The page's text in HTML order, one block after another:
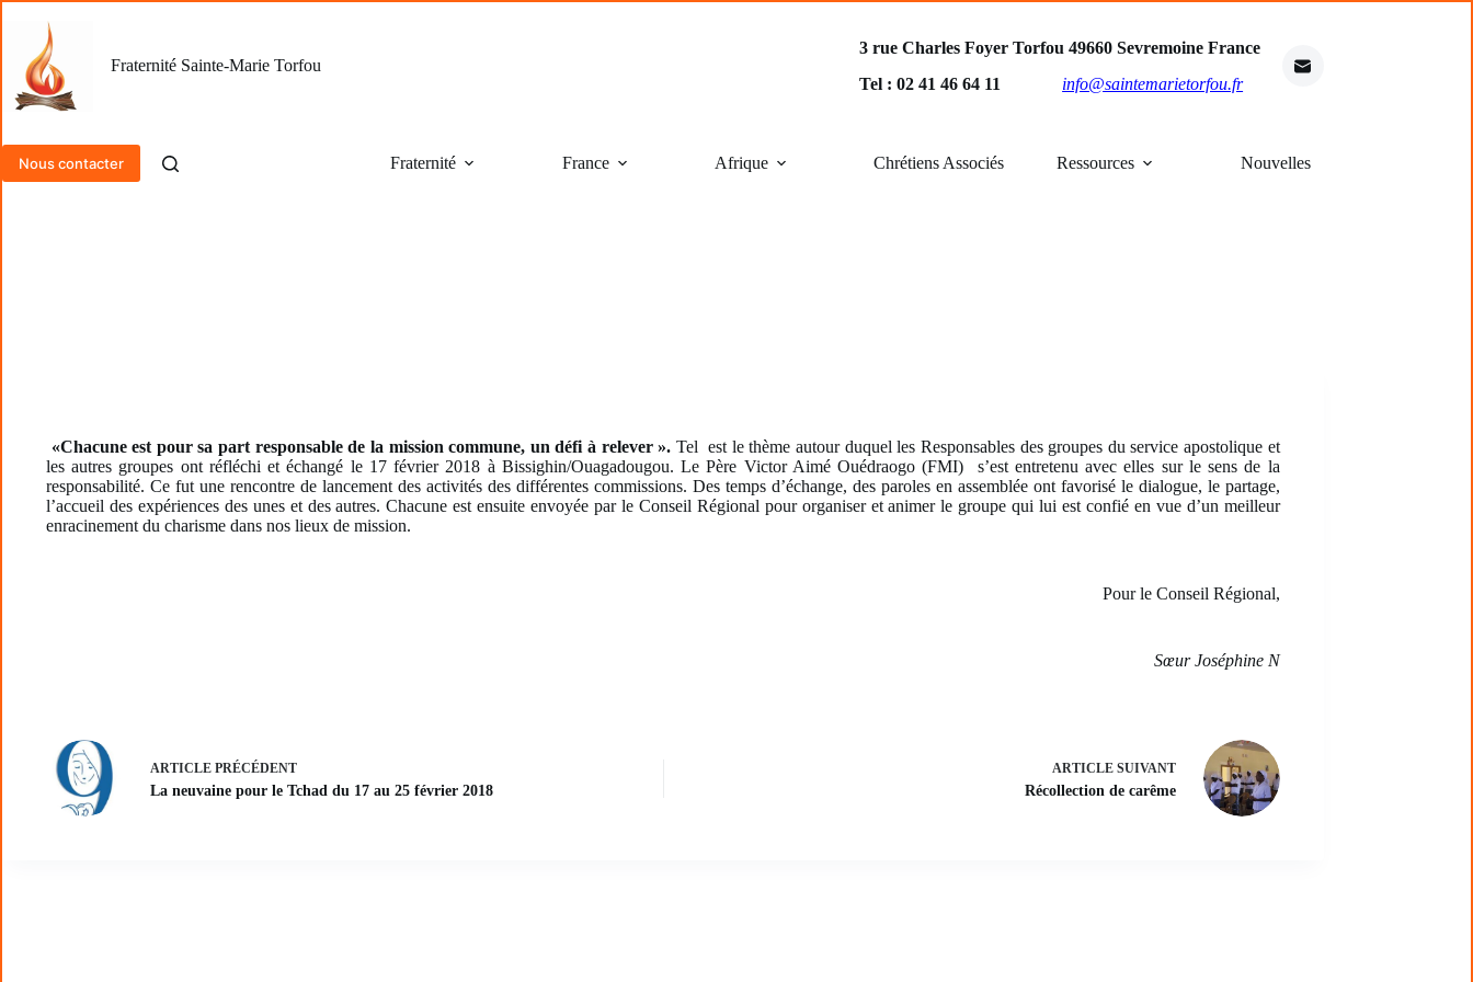
contenu
Fraternité Sainte-Marie Torfou
3 rue Charles Foyer Torfou 49660 Sevremoine France
Tel : 02 41 46 64 11
info@saintemarietorfou.fr
Nous contacter Fraternité France Afrique Chrétiens Associés Ressources Nouvelles
«Chacune est pour sa part responsable de la mission commune, un défi à relever ». Tel est le thème autour duquel les Responsables des groupes du service apostolique et
les autres groupes ont réfléchi et échangé le 17 février 2018 à Bissighin/Ouagadougou. Le Père Victor Aimé Ouédraogo (FMI) s’est entretenu avec elles sur le sens de la
responsabilité. Ce fut une rencontre de lancement des activités des différentes commissions. Des temps d’échange, des paroles en assemblée ont favorisé le dialogue, le partage,
l’accueil des expériences des unes et des autres. Chacune est ensuite envoyée par le Conseil Régional pour organiser et animer le groupe qui lui est confié en vue d’un meilleur
enracinement du charisme dans nos lieux de mission.
Pour le Conseil Régional,
Sœur Joséphine N
ARTICLE PRÉCÉDENT
La neuvaine pour le Tchad du 17 au 25 février 2018
ARTICLESUIVANT
Récollection de carême